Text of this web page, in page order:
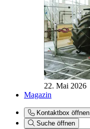
22. Mai 2026
Magazin
Kontaktbox öffnen
Suche öffnen